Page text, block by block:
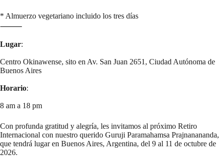
* Almuerzo vegetariano incluido los tres días
⸻
Lugar:
Centro Okinawense, sito en Av. San Juan 2651, Ciudad Autónoma de
Buenos Aires
Horario:
8 am a 18 pm
Con profunda gratitud y alegría, les invitamos al próximo Retiro
Internacional con nuestro querido Guruji Paramahamsa Prajnanananda,
que tendrá lugar en Buenos Aires, Argentina, del 9 al 11 de octubre de
2026.